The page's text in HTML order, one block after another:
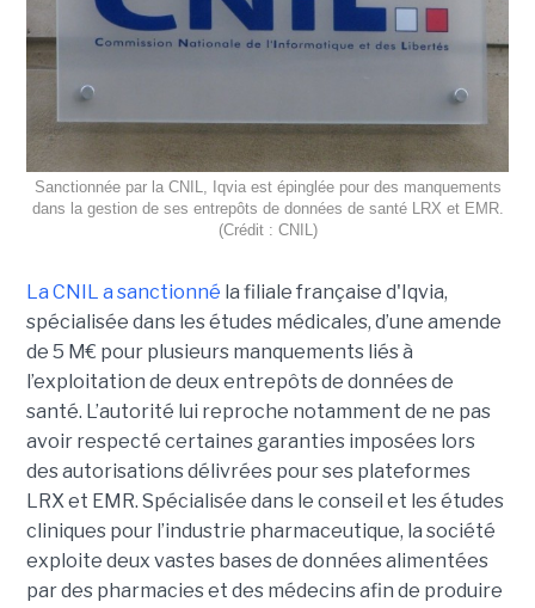
Sanctionnée par la CNIL, Iqvia est épinglée pour des manquements
dans la gestion de ses entrepôts de données de santé LRX et EMR.
(Crédit : CNIL)
La CNIL a sanctionné la filiale française d'Iqvia,
spécialisée dans les études médicales, d’une amende
de 5 M€ pour plusieurs manquements liés à
l’exploitation de deux entrepôts de données de
santé. L’autorité lui reproche notamment de ne pas
avoir respecté certaines garanties imposées lors
des autorisations délivrées pour ses plateformes
LRX et EMR. Spécialisée dans le conseil et les études
cliniques pour l’industrie pharmaceutique, la société
exploite deux vastes bases de données alimentées
par des pharmacies et des médecins afin de produire